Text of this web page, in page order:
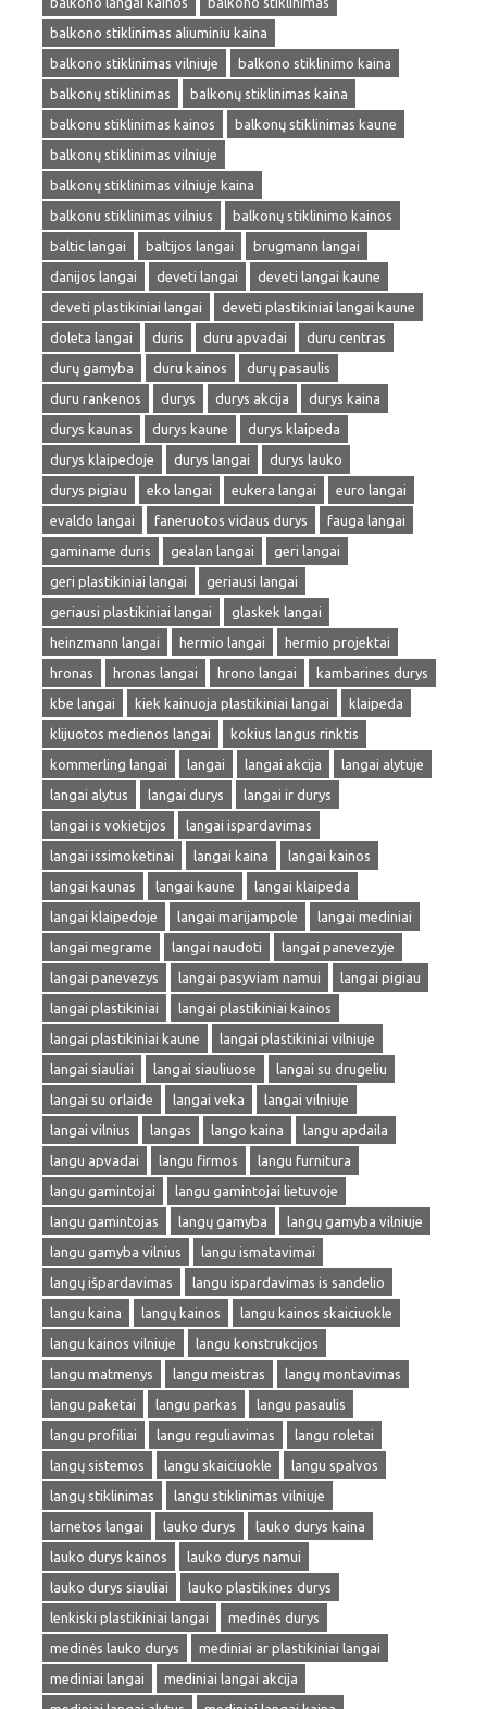
balkono stiklinimas aliuminiu kaina
balkono stiklinimas vilniuje
balkono stiklinimo kaina
balkonų stiklinimas
balkonų stiklinimas kaina
balkonu stiklinimas kainos
balkonų stiklinimas kaune
balkonų stiklinimas vilniuje
balkonų stiklinimas vilniuje kaina
balkonu stiklinimas vilnius
balkonų stiklinimo kainos
baltic langai
baltijos langai
brugmann langai
danijos langai
deveti langai
deveti langai kaune
deveti plastikiniai langai
deveti plastikiniai langai kaune
doleta langai
duris duru apvadai
duru centras
durų gamyba
duru kainos
durų pasaulis
duru rankenos
durys durys akcija
durys kaina
durys kaunas
durys kaune
durys klaipeda
durys klaipedoje
durys langai
durys lauko
durys pigiau
eko langai eukera langai
euro langai
evaldo langai
faneruotos vidaus durys
fauga langai
gaminame duris
gealan langai
geri langai
geri plastikiniai langai
geriausi langai
geriausi plastikiniai langai
glaskek langai
heinzmann langai
hermio langai
hermio projektai
hronas
hronas langai hrono langai
kambarines durys
kbe langai
kiek kainuoja plastikiniai langai
klaipeda
klijuotos medienos langai
kokius langus rinktis
kommerling langai
langai langai akcija
langai alytuje
langai alytus
langai durys
langai ir durys
langai is vokietijos
langai ispardavimas
langai issimoketinai
langai kaina
langai kainos
langai kaunas
langai kaune
langai klaipeda
langai klaipedoje
langai marijampole
langai mediniai
langai megrame
langai naudoti
langai panevezyje
langai panevezys
langai pasyviam namui
langai pigiau
langai plastikiniai
langai plastikiniai kainos
langai plastikiniai kaune
langai plastikiniai vilniuje
langai siauliai
langai siauliuose
langai su drugeliu
langai su orlaide
langai veka
langai vilniuje
langai vilnius
langas lango kaina
langu apdaila
langu apvadai
langu firmos
langu furnitura
langu gamintojai
langu gamintojai lietuvoje
langu gamintojas
langų gamyba
langų gamyba vilniuje
langu gamyba vilnius
langu ismatavimai
langų išpardavimas
langu ispardavimas is sandelio
langu kaina
langų kainos
langu kainos skaiciuokle
langu kainos vilniuje
langu konstrukcijos
langu matmenys
langu meistras
langų montavimas
langu paketai
langu parkas
langu pasaulis
langu profiliai
langu reguliavimas
langu roletai
langų sistemos
langu skaiciuokle
langu spalvos
langų stiklinimas
langu stiklinimas vilniuje
larnetos langai
lauko durys
lauko durys kaina
lauko durys kainos
lauko durys namui
lauko durys siauliai
lauko plastikines durys
lenkiski plastikiniai langai
medinės durys
medinės lauko durys
mediniai ar plastikiniai langai
mediniai langai
mediniai langai akcija